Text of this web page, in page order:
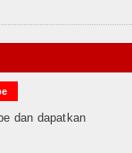
dan dapatkan